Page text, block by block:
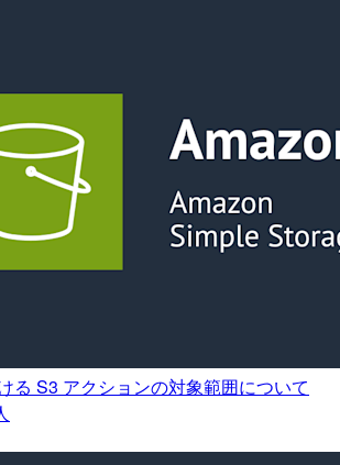
る S3 アクションの対象範囲について